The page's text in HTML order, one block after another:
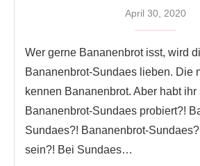
April 30, 2020
Wer gerne Bananenbrot isst, wird
Bananenbrot-Sundaes lieben. Die
kennen Bananenbrot. Aber habt ihr
Bananenbrot-Sundaes probiert?!
Sundaes?! Bananenbrot-
sein?! Bei Sundaes…